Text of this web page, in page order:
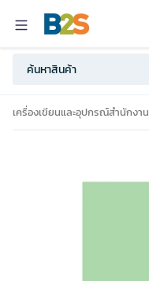
เครื่องเขียนและอุปกรณ์สำนักงาน